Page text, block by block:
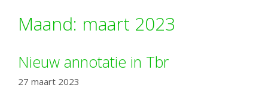
Maand: maart 2023
Nieuw annotatie in Tbr
27 maart 2023